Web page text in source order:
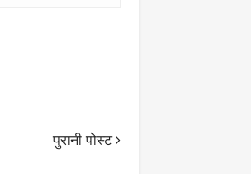
पुरानी पोस्ट